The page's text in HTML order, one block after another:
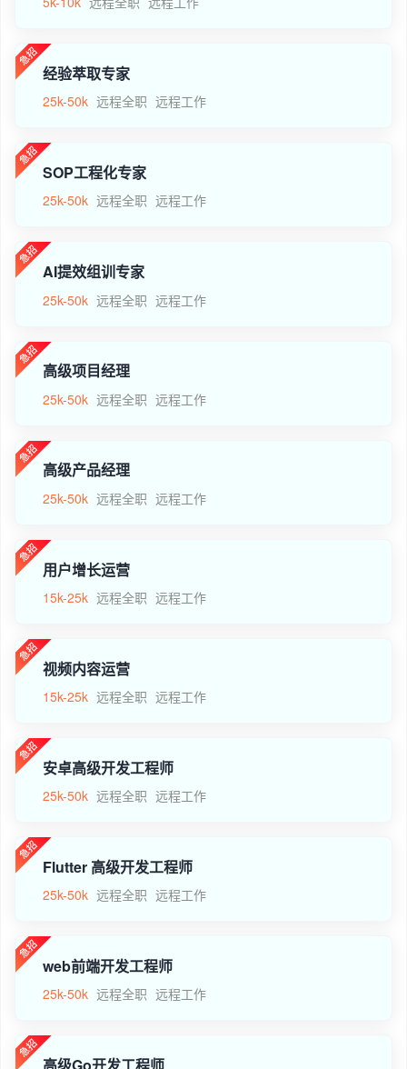
经验萃取专家
25k-50k 远程全职 远程工作
SOP工程化专家
25k-50k 远程全职 远程工作
AI提效组训专家
25k-50k 远程全职 远程工作
高级项目经理
25k-50k 远程全职 远程工作
高级产品经理
25k-50k 远程全职 远程工作
用户增长运营
15k-25k 远程全职 远程工作
视频内容运营
15k-25k 远程全职 远程工作
安卓高级开发工程师
25k-50k 远程全职 远程工作
Flutter 高级开发工程师
25k-50k 远程全职 远程工作
web前端开发工程师
25k-50k 远程全职 远程工作